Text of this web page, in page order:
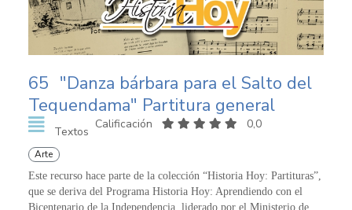
65 "Danza bárbara para el Salto del
Tequendama" Partitura general
Textos
Calificación 0,0
Arte
Este recurso hace parte de la colección “Historia Hoy: Partituras”,
que se deriva del Programa Historia Hoy: Aprendiendo con el
Bicentenario de la Independencia, liderado por el Ministerio de